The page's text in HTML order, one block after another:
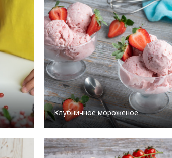
Клубничное мороженое